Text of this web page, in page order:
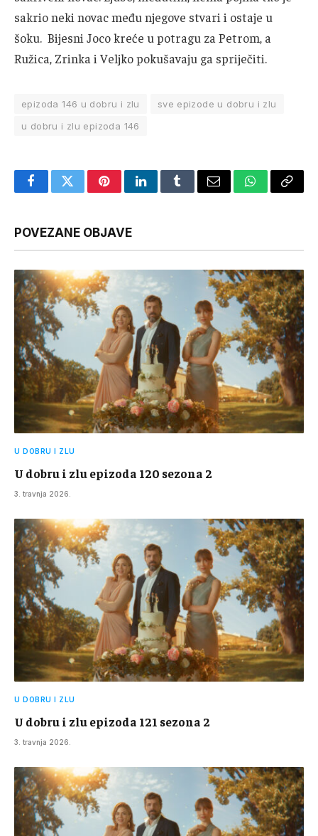
sakrio neki novac među njegove stvari i ostaje u
šoku. Bijesni Joco kreće u potragu za Petrom, a
Ružica, Zrinka i Veljko pokušavaju ga spriječiti.
epizoda 146 u dobru i zlu
sve epizode u dobru i zlu
u dobru i zlu epizoda 146
FacebookTwitterPinterestLinkedInTumblrEmail WhatsApp
Copy
POVEZANE OBJAVE
U DOBRU I ZLU
U dobru i zlu epizoda 120 sezona 2
3. travnja 2026.
U DOBRU I ZLU
U dobru i zlu epizoda 121 sezona 2
3. travnja 2026.